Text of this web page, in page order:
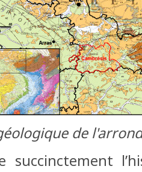
de
succinctement